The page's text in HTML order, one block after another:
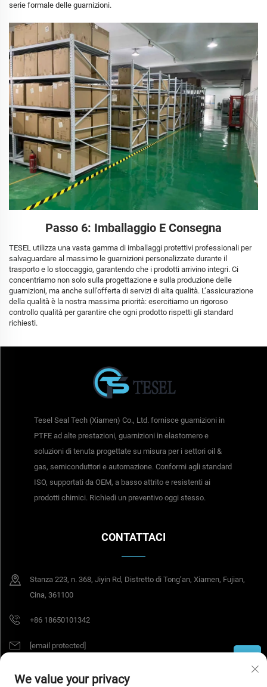
serie formale delle guarnizioni.
Passo 6: Imballaggio E Consegna
TESEL utilizza una vasta gamma di imballaggi protettivi professionali per
salvaguardare al massimo le guarnizioni personalizzate durante il
trasporto e lo stoccaggio, garantendo che i prodotti arrivino integri. Ci
concentriamo non solo sulla progettazione e sulla produzione delle
guarnizioni, ma anche sull’offerta di servizi di alta qualità. L’assicurazione
della qualità è la nostra massima priorità: esercitiamo un rigoroso
controllo qualità per garantire che ogni prodotto rispetti gli standard
richiesti.
Tesel Seal Tech (Xiamen) Co., Ltd. fornisce guarnizioni in
PTFE ad alte prestazioni, guarnizioni in elastomero e
soluzioni di tenuta progettate su misura per i settori oil &
gas, semiconduttori e automazione. Conformi agli standard
ISO, supportati da OEM, a basso attrito e resistenti ai
prodotti chimici. Richiedi un preventivo oggi stesso.
CONTATTACI
Stanza 223, n. 368, Jiyin Rd, Distretto di Tong’an, Xiamen, Fujian,
Cina, 361100
+86 18650101342
[email protected]
Copyright © 2026 Tesel Seal Tech (Xiamen) Co., Ltd. Tutti i diritti riservati.
We value your privacy